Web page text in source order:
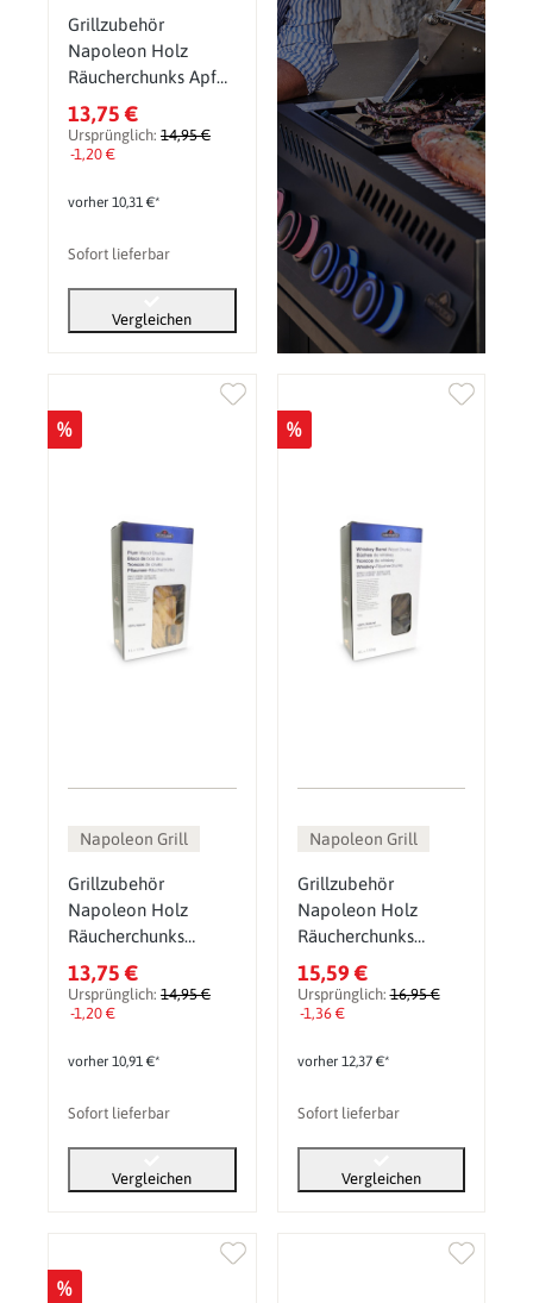
Grillzubehör
Napoleon Holz
Räucherchunks Apfel
1,5 kg
13,75 €
Ursprünglich: 14,95 €
-1,20 €
vorher 10,31 €*
Sofort lieferbar
Vergleichen
%
Napoleon Grill
Grillzubehör
Napoleon Holz
Räucherchunks
Pflaume 1,5 kg
13,75 €
Ursprünglich: 14,95 €
-1,20 €
vorher 10,91 €*
Sofort lieferbar
Vergleichen
%
Napoleon Grill
Grillzubehör
Napoleon Holz
Räucherchunks
Whiskey-Eiche 1,5 kg
15,59 €
Ursprünglich:16,95 €
-1,36 €
vorher 12,37 €*
Sofort lieferbar
Vergleichen
%